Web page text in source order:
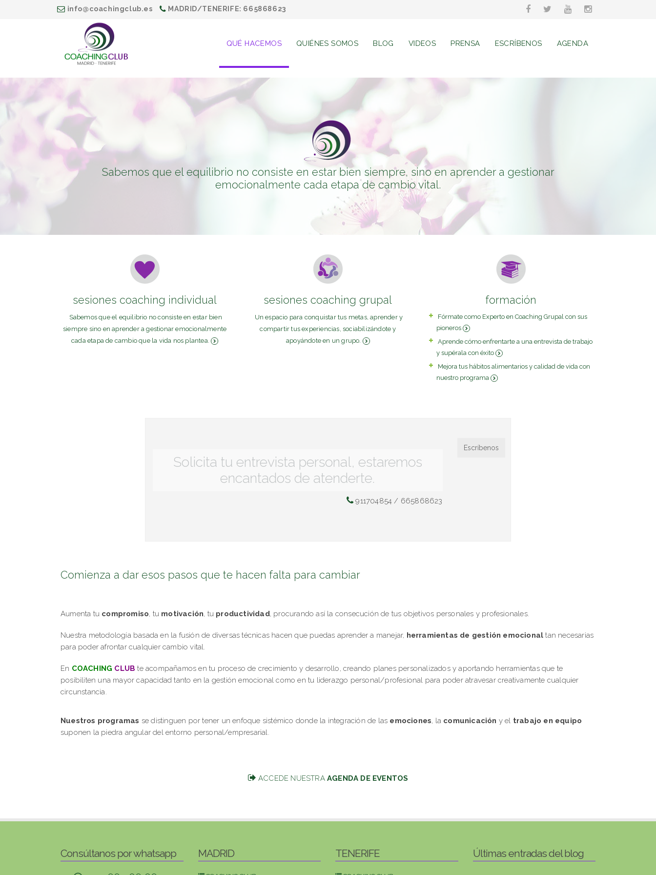
info@coachingclub.es MADRID/TENERIFE: 665868623
QUÉ HACEMOS QUIÉNES SOMOS BLOG VIDEOS PRENSA ESCRÍBENOS AGENDA
Sabemos que el equilibrio no consiste en estar bien siempre, sino en aprender a gestionar
emocionalmente cada etapa de cambio vital.
sesiones coaching individual
Sabemos que el equilibrio no consiste en estar bien
siempre sino en aprender a gestionar emocionalmente
cada etapa de cambio que la vida nos plantea.
sesiones coaching grupal
Un espacio para conquistar tus metas, aprender y
compartir tus experiencias, sociabilizándote y
apoyándote en un grupo.
formación
Fórmate como Experto en Coaching Grupal con sus
pioneros
Aprende cómo enfrentarte a una entrevista de trabajo
y supérala con éxito
Mejora tus hábitos alimentarios y calidad de vida con
nuestro programa
Solicita tu entrevista personal, estaremos
encantados de atenderte.
911704854 / 665868623
Escríbenos
Comienza a dar esos pasos que te hacen falta para cambiar
Aumenta tu compromiso, tu motivación, tu productividad, procurando así la consecución de tus objetivos personales y profesionales.
Nuestra metodología basada en la fusión de diversas técnicas hacen que puedas aprender a manejar, herramientas de gestión emocional tan necesarias
para poder afrontar cualquier cambio vital.
En COACHING CLUB te acompañamos en tu proceso de crecimiento y desarrollo, creando planes personalizados y aportando herramientas que te
posibiliten una mayor capacidad tanto en la gestión emocional como en tu liderazgo personal/profesional para poder atravesar creativamente cualquier
circunstancia.
Nuestros programas se distinguen por tener un enfoque sistémico donde la integración de las emociones, la comunicación y el trabajo en equipo
suponen la piedra angular del entorno personal/empresarial.
ACCEDE NUESTRAAGENDA DE EVENTOS
Consúltanos por whatsapp MADRID TENERIFE Últimas entradas del blog